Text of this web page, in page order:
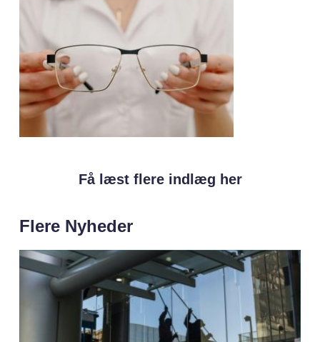
Få læst flere indlæg her
Flere Nyheder